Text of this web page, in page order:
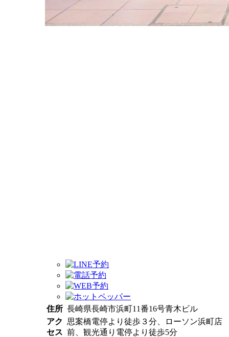
住所 長崎県長崎市浜町11番16号青木ビル
アク
セス
思案橋電停より徒歩３分、ローソン浜町店
前、観光通り電停より徒歩5分